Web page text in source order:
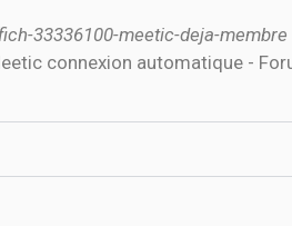
33336100-meetic-deja-membre
connexion automatique -